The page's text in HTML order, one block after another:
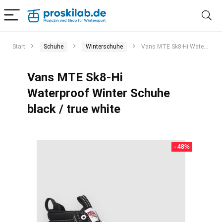
Start Schuhe Winterschuhe Vans MTE Sk8-Hi Waterproof Winter Schuhe black / true white
Vans MTE Sk8-Hi
Waterproof Winter Schuhe
black / true white
- 48%